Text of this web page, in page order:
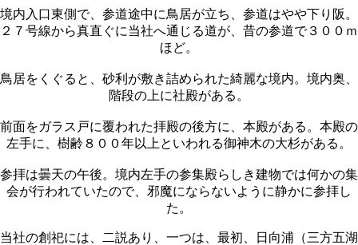
境内入口東側で、参道途中に鳥居が立ち、参道はやや下り阪。
２７号線から真直ぐに当社へ通じる道が、昔の参道で３００ｍ
ほど。
鳥居をくぐると、砂利が敷き詰められた綺麗な境内。境内奥、
階段の上に社殿がある。
前面をガラス戸に覆われた拝殿の後方に、本殿がある。本殿の
左手に、樹齢８００年以上といわれる御神木の大杉がある。
参拝は曇天の午後。境内左手の参集殿らしき建物では何かの集
会が行われていたので、邪魔にならないように静かに参拝し
た。
当社の創祀には、二説あり、一つは、最初、日向浦（三方五湖